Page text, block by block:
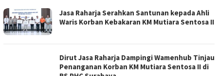
Jasa Raharja Serahkan Santunan kepada Ahli
Waris Korban Kebakaran KM Mutiara Sentosa II
Dirut Jasa Raharja Dampingi Wamenhub Tinjau
Penanganan Korban KM Mutiara Sentosa II di